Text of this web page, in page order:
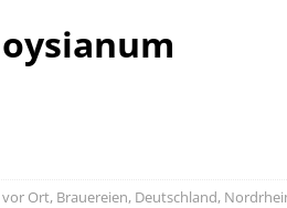
vor Ort, Brauereien, Deutschland,